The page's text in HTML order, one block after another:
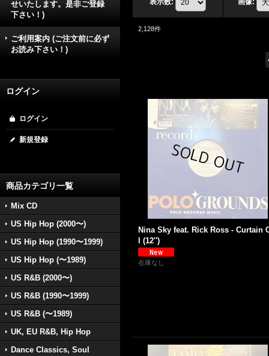
せいたします。是非ご登録
下さい！)
ご利用案内 (ご注文前に必ず
お読み下さい！)
ログイン
ログイン
新規登録
商品カテゴリ一覧
Mix CD
US Hip Hop (2000〜)
US Hip Hop (1990〜1999)
US Hip Hop (〜1989)
US R&B (2000〜)
US R&B (1990〜1999)
US R&B (〜1989)
UK, EU R&B, Hip Hop
Dance Classics, Soul
表示数: 画像:
2,128件
Nina Sky feat. Rick Ross - Curtain
l (12'')
在庫なし